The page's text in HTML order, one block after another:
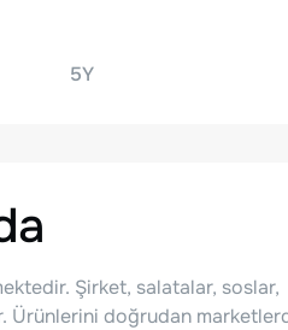
5Y
Şirket, salatalar, soslar,
Ürünlerini doğrudan